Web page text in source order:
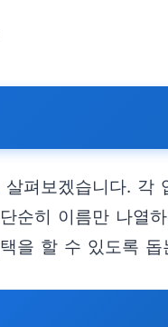
펴보겠습니다. 각
순히 이름만 나열
을 할 수 있도록